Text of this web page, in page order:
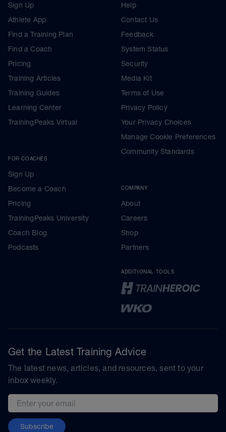
Sign Up
Athlete App
Find a Training Plan
Find a Coach
Pricing
Training Articles
Training Guides
Learning Center
TrainingPeaks Virtual
FOR COACHES
Sign Up
Become a Coach
Pricing
TrainingPeaks University
Coach Blog
Podcasts
Help
Contact Us
Feedback
System Status
Security
Media Kit
Terms of Use
Privacy Policy
Your Privacy Choices
Manage Cookie Preferences
Community Standards
COMPANY
About
Careers
Shop
Partners
ADDITIONAL TOOLS
Get the Latest Training Advice
The latest news, articles, and resources, sent to your
inbox weekly.
Email address
Subscribe